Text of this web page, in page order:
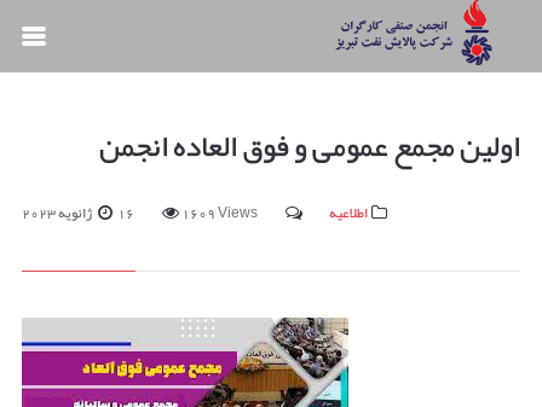
اولین مجمع عمومی و فوق العاده انجمن
16 ژانویه 2023 1609 Views اطلاعیه